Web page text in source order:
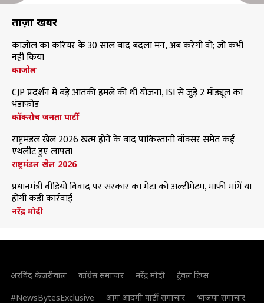
ताज़ा खबरें
काजोल का करियर के 30 साल बाद बदला मन, अब करेंगी वो; जो कभी
नहीं किया
काजोल
CJP प्रदर्शन में बड़े आतंकी हमले की थी योजना, ISI से जुड़े 2 मॉड्यूल का
भंडाफोड़
कॉकरोच जनता पार्टी
राष्ट्रमंडल खेल 2026 खत्म होने के बाद पाकिस्तानी बॉक्सर समेत कई
एथलीट हुए लापता
राष्ट्रमंडल खेल 2026
प्रधानमंत्री वीडियो विवाद पर सरकार का मेटा को अल्टीमेटम, माफी मांगें या
होगी कड़ी कार्रवाई
नरेंद्र मोदी
अरविंद केजरीवाल कांग्रेस समाचार नरेंद्र मोदी
ट्रैवल टिप्स
#NewsBytesExclusive
आम आदमी पार्टी समाचार भाजपा समाचार